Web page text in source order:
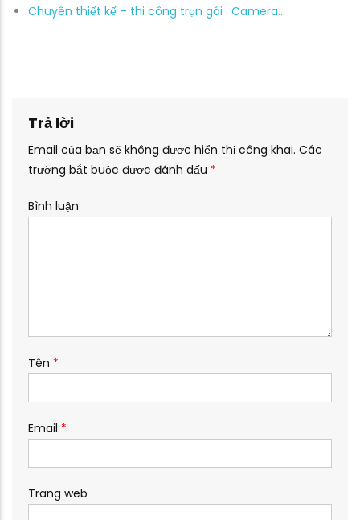
Chuyên thiết kế – thi công trọn gói : Camera…
Trả lời
Email của bạn sẽ không được hiển thị công khai. Các
trường bắt buộc được đánh dấu *
Bình luận
Tên *
Email *
Trang web